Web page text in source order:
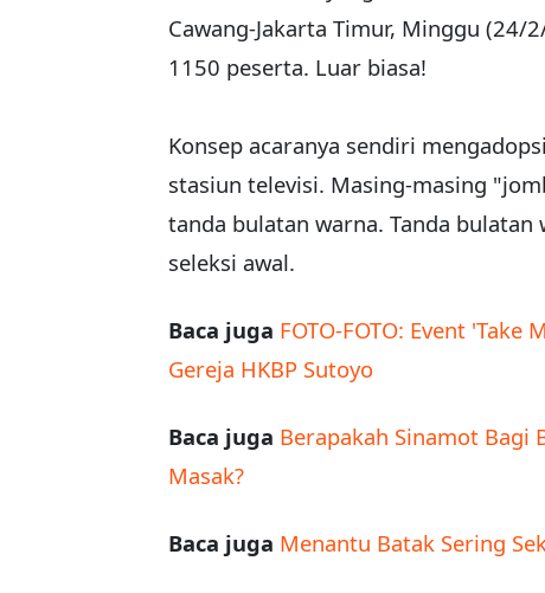
Cawang-Jakarta Timur, Minggu (24/
1150 peserta. Luar biasa!
Konsep acaranya sendiri
stasiun televisi. Masing-masing
tanda bulatan warna. Tanda
seleksi awal.
Baca juga FOTO-FOTO: Event
Gereja HKBP Sutoyo
Baca juga Berapakah Sinamot Bagi
Masak?
Baca juga Menantu Batak Sering